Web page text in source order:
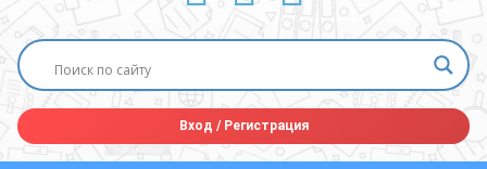
Вход /Регистрация